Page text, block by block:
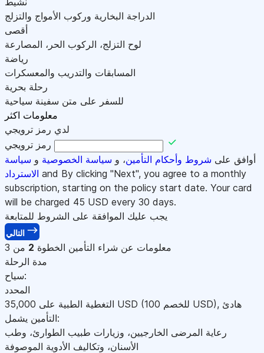
الدراجة البخارية وركوب الأمواج والتزلج
أقصى
لوح التزلج، الركوب الحر، المصارعة
رياضة
المسابقات والتدريب والمعسكرات
رحلة بحرية
للسفر على متن سفينة سياحية
معلومات اكثر
لدي رمز ترويجي
رمز ترويجي
أوافق على شروط وأحكام التأمين، و سياسة الخصوصية و سياسة
الاسترداد and By clicking "Next", you agree to a monthly
subscription, starting on the policy start date. Your card
will be charged 45 USD every 30 days.
يجب عليك الموافقة على الشروط للمتابعة
التالي
معلومات عن شراء التأمين الخطوة 2 من 3
مدة الرحلة
سياح:
المحدد
التغطية الطبية على 35,000 USD USD), هادئ
التأمين يشمل:
رعاية المرضى الخارجيين، وزيارات طبيب الطوارئ، وطب
الأسنان، وتكاليف الأدوية الموصوفة